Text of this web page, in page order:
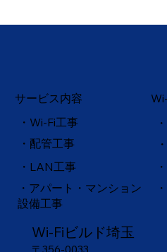
サービス内容
・Wi-Fi工事
・ LAN工事
・配管工事
・アパート・マンション
設備工事
Wi-Fiビルド埼玉